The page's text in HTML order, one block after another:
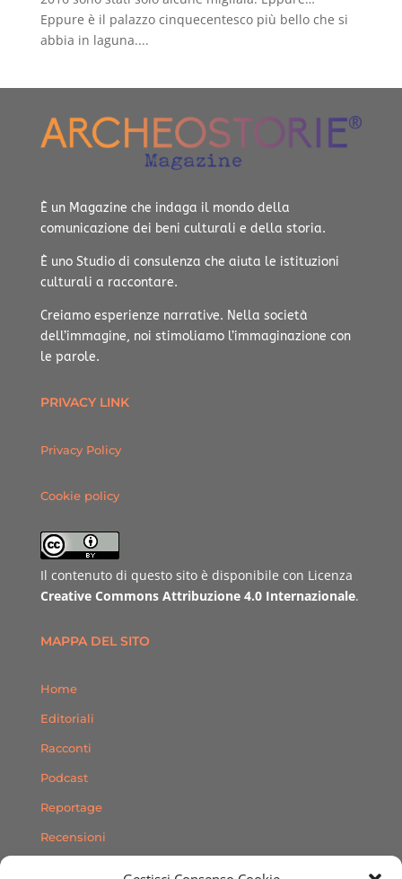
Eppure è il palazzo cinquecentesco più bello che si
abbia in laguna....
È un Magazine che indaga il mondo della
comunicazione dei beni culturali e della storia.
È uno Studio di consulenza che aiuta le istituzioni
culturali a raccontare.
Creiamo esperienze narrative. Nella società
dell’immagine, noi stimoliamo l’immaginazione con
le parole.
PRIVACY LINK
Privacy Policy
Cookie policy
Il contenuto di questo sito è disponibile con Licenza
Creative Commons Attribuzione 4.0 Internazionale.
MAPPA DEL SITO
Home
Editoriali
Racconti
Podcast
Reportage
Recensioni